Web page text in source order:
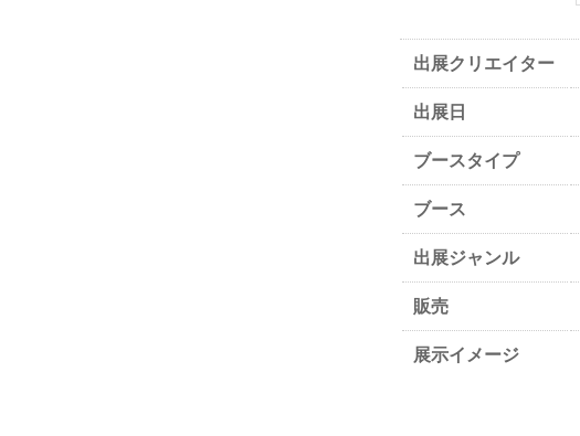
出展クリエイター
出展日
ブースタイプ
ブース
出展ジャンル
販売
展示イメージ